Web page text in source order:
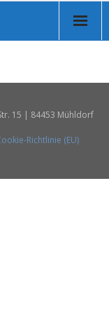
15 | 84453 Mühldorf
Richtlinie (EU)